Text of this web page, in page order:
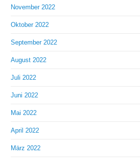
November 2022
Oktober 2022
September 2022
August 2022
Juli 2022
Juni 2022
Mai 2022
April 2022
März 2022